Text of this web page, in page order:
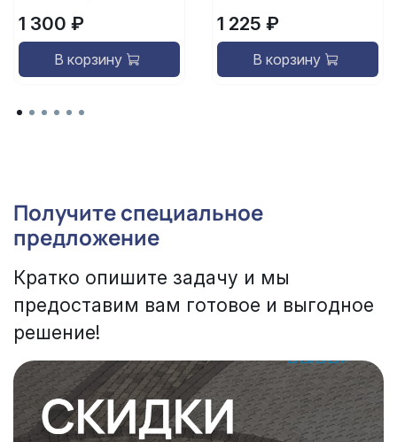
1 300 ₽
В корзину
1 225 ₽
В корзину
Получите специальное
предложение
Кратко опишите задачу и мы
предоставим вам готовое и выгодное
решение!